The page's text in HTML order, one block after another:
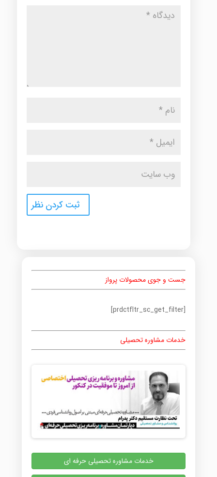
جست و جوی محصولات پرواز
[prdctfltr_sc_get_filter]
خدمات مشاوره تحصیلی
خدمات مشاوره تحصیلی حرفه ای